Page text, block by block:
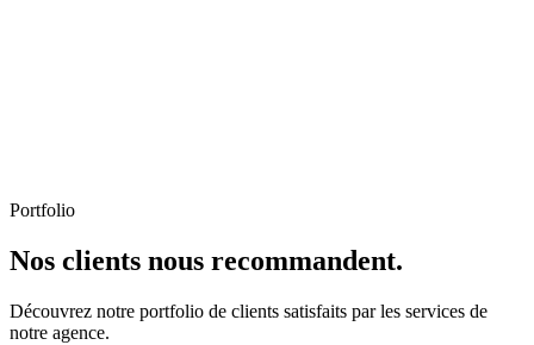
Portfolio
Nos clients nous recommandent.
Découvrez notre portfolio de clients satisfaits par les services de
notre agence.